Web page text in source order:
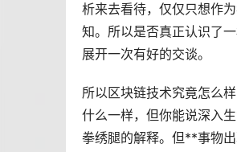
析来去看待，仅仅只想作
知。所以是否真正认识了
展开一次有好的交谈。
所以区块链技术究竟怎么
什么一样，但你能说深入
拳绣腿的解释。但**事物